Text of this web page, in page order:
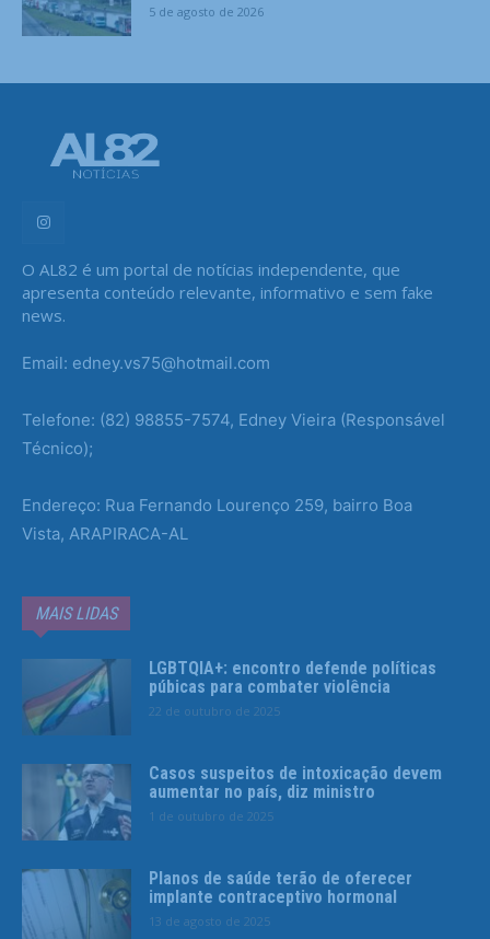
5 de agosto de 2026
O AL82 é um portal de notícias independente, que
apresenta conteúdo relevante, informativo e sem fake
news.
Email: edney.vs75@hotmail.com
Telefone: (82) 98855-7574, Edney Vieira (Responsável
Técnico);
Endereço: Rua Fernando Lourenço 259, bairro Boa
Vista, ARAPIRACA-AL
MAIS LIDAS
LGBTQIA+: encontro defende políticas
púbicas para combater violência
22 de outubro de 2025
Casos suspeitos de intoxicação devem
aumentar no país, diz ministro
1 de outubro de 2025
Planos de saúde terão de oferecer
implante contraceptivo hormonal
13 de agosto de 2025